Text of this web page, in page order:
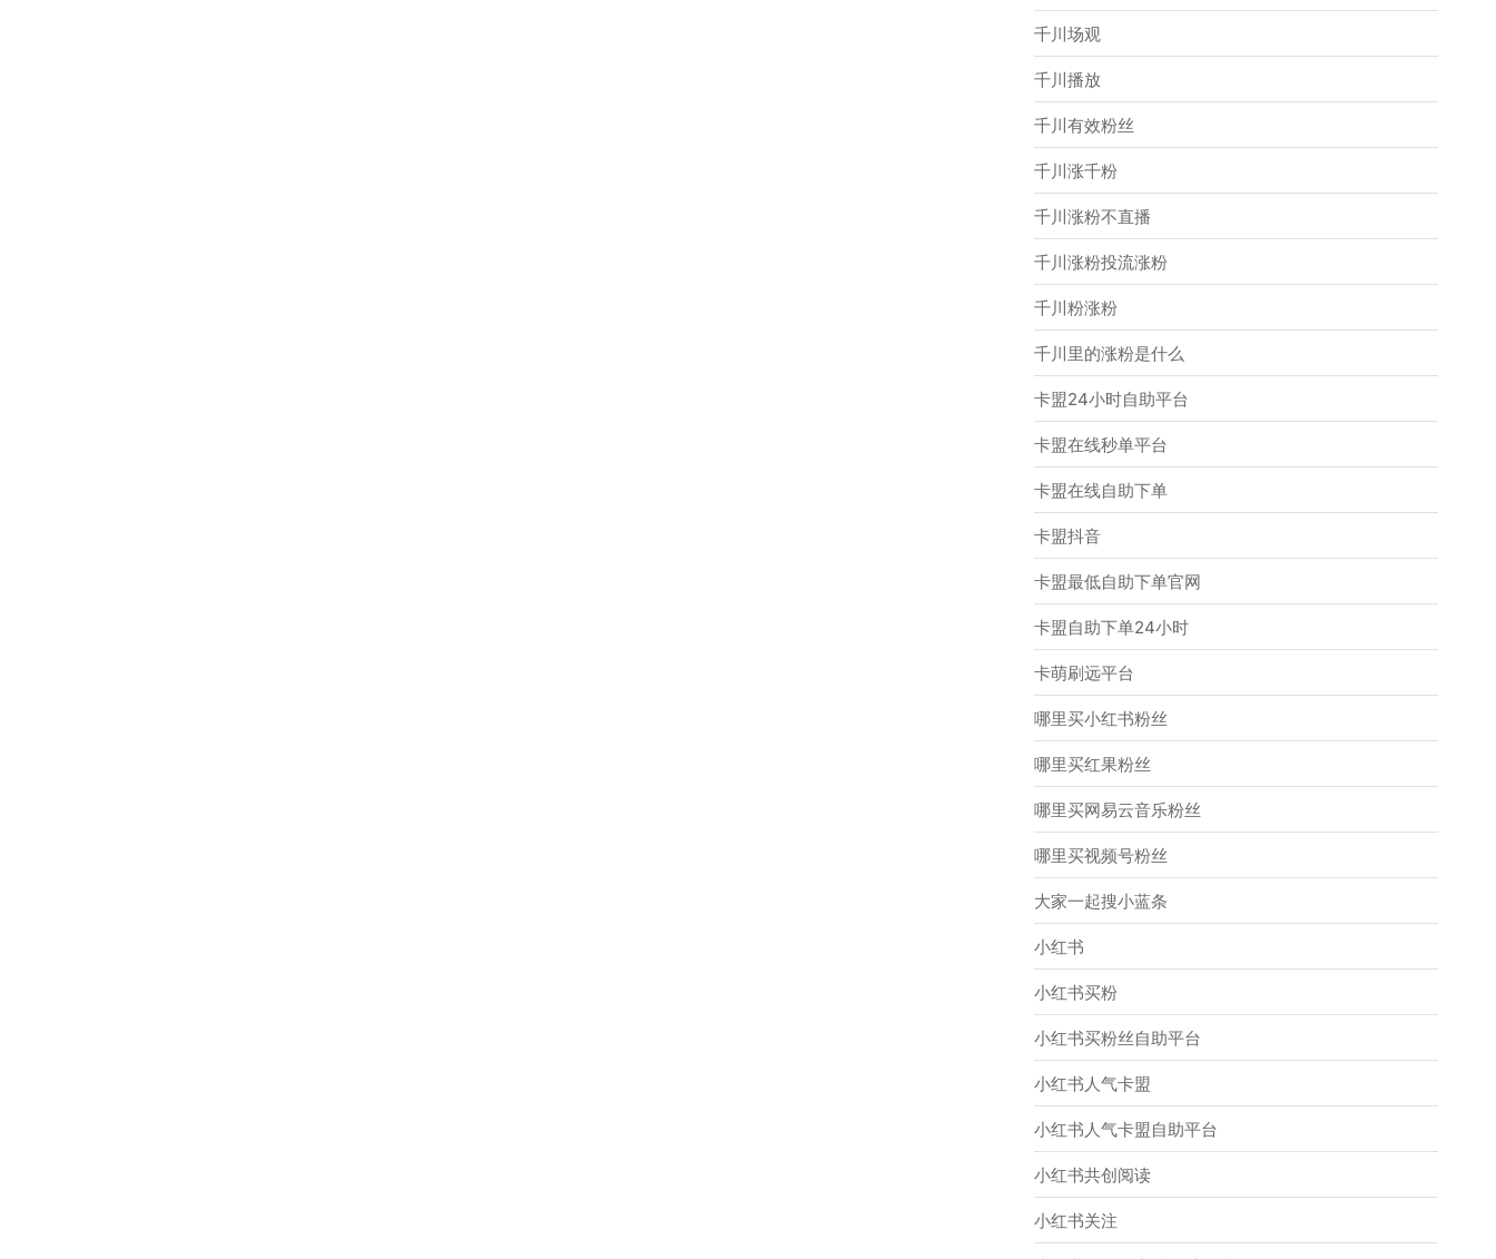
千川场观
千川播放
千川有效粉丝
千川涨千粉
千川涨粉不直播
千川涨粉投流涨粉
千川粉涨粉
千川里的涨粉是什么
卡盟24小时自助平台
卡盟在线秒单平台
卡盟在线自助下单
卡盟抖音
卡盟最低自助下单官网
卡盟自助下单24小时
卡萌刷远平台
哪里买小红书粉丝
哪里买红果粉丝
哪里买网易云音乐粉丝
哪里买视频号粉丝
大家一起搜小蓝条
小红书
小红书买粉
小红书买粉丝自助平台
小红书人气卡盟
小红书人气卡盟自助平台
小红书共创阅读
小红书关注